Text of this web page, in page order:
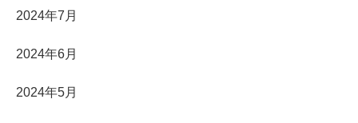
2024年7月
2024年6月
2024年5月